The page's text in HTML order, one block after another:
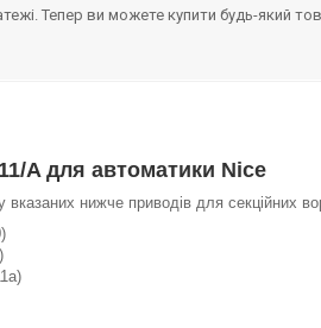
Тепер ви можете купити будь-який
A для автоматики Nice
нижче приводів для секційних